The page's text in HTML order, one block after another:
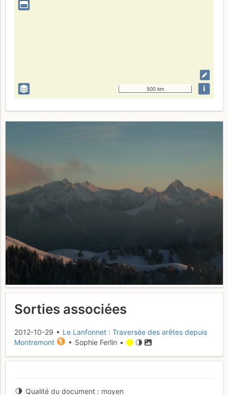
500 km i
Sorties associées
2012-10-29 • Le Lanfonnet : Traversée des arêtes depuis
Montremont
• Sophie Ferlin •
Qualité du document moyen